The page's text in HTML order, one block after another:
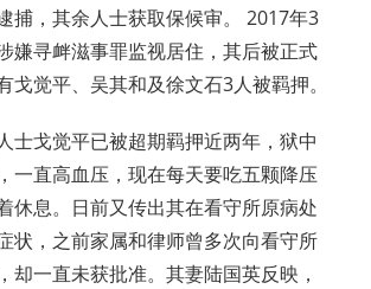
捕，其余人士获取保候审。 2017年3
嫌寻衅滋事罪监视居住，其后被正式
戈觉平、吴其和及徐文石3人被羁押。
士戈觉平已被超期羁押近两年，狱中
一直高血压，现在每天要吃五颗降压
休息。日前又传出其在看守所原病处
状，之前家属和律师曾多次向看守所
却一直未获批准。其妻陆国英反映，